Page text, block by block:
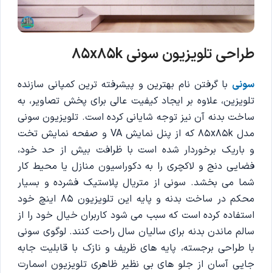
طراحی تلویزیون سونی 85x85k
سونی با گرفتن نام بهترین و پیشرفته ترین کمپانی سازنده
تلویزین، علاوه بر ایجاد کیفیت عالی برای پخش تصاویر، به
ساخت بدنه آن نیز توجه شایانی کرده است. تلویزیون سونی
مدل 85x85k که از پنل نمایش VA و صفحه نمایش تخت
و باریک برخوردار شده است با ظرافت بیش از حد خود،
فضایی دنج و لاکچری را به دکوراسیون منازل یا محیط کار
شما می بخشد. سونی از متریال پلاستیک فشرده و بسیار
محکم در ساخت بدنه و پایه این تلویزیون 85 اینچ خود
استفاده کرده است که سبب می شود کاربران خیال خود را از
سالم ماندن بدنه برای سالیان سال راحت کنند. لوگوی سونی
با طراحی برجسته، پایه های ظریف و نازک با قابلیت جابه
جایی آسان از جلو های بی نظیر ظاهری تلویزیون اسمارت